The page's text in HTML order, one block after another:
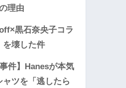
理由
黒石奈央子コラ
を壊した件
件】Hanesが本気
ャツを「逃したら